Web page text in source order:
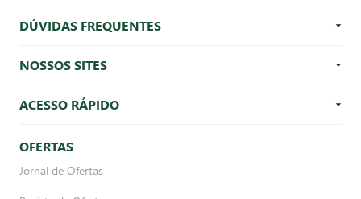
DÚVIDAS FREQUENTES
NOSSOS SITES
ACESSO RÁPIDO
OFERTAS
Jornal de Ofertas